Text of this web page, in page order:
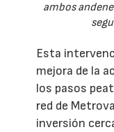
ambos
Esta
mejora de la
los pasos
red de
inversión